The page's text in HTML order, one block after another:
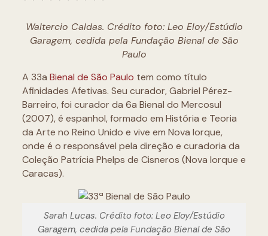
Waltercio Caldas. Crédito foto: Leo Eloy/Estúdio
Garagem, cedida pela Fundação Bienal de São
Paulo
A 33a Bienal de São Paulo tem como título
Afinidades Afetivas. Seu curador, Gabriel Pérez-
Barreiro, foi curador da 6a Bienal do Mercosul
(2007), é espanhol, formado em História e Teoria
da Arte no Reino Unido e vive em Nova Iorque,
onde é o responsável pela direção e curadoria da
Coleção Patrícia Phelps de Cisneros (Nova Iorque e
Caracas).
Sarah Lucas. Crédito foto: Leo Eloy/Estúdio
Garagem, cedida pela Fundação Bienal de São